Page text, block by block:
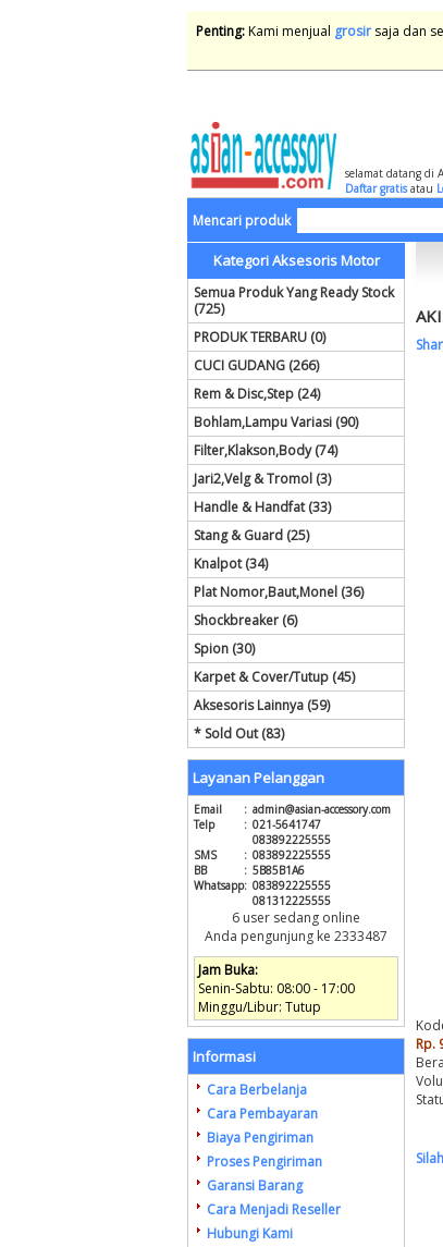
Penting:Kami menjual grosir saja dan
selamat datang di
Daftar gratisatau
Mencari produk
Kategori Aksesoris Motor
Semua Produk Yang Ready Stock
(725)
PRODUK TERBARU (0)
CUCI GUDANG (266)
Rem & Disc,Step (24)
Bohlam,Lampu Variasi (90)
Filter,Klakson,Body (74)
Jari2,Velg & Tromol (3)
Handle & Handfat (33)
Stang & Guard (25)
Knalpot (34)
Plat Nomor,Baut,Monel (36)
Shockbreaker (6)
Spion (30)
Karpet & Cover/Tutup (45)
Aksesoris Lainnya (59)
* Sold Out (83)
Layanan Pelanggan
Email : admin@asian-accessory.com
Telp
: 021-5641747
083892225555
SMS
: 083892225555
BB
: 5B85B1A6
Whatsapp: 083892225555
081312225555
6 user sedang online
Anda pengunjung ke 2333487
Jam Buka:
Senin-Sabtu: 08:00 - 17:00
Minggu/Libur: Tutup
Informasi
Cara Berbelanja
Cara Pembayaran
Biaya Pengiriman
Proses Pengiriman
Garansi Barang
Cara Menjadi Reseller
Hubungi Kami
Rp.